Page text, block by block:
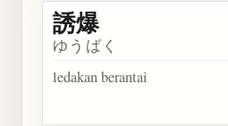
誘爆
ゆうばく
ledakan berantai